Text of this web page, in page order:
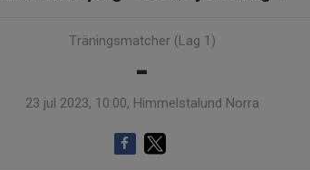
Träningsmatcher (Lag 1)
-
23 jul 2023, 10:00, Himmelstalund Norra